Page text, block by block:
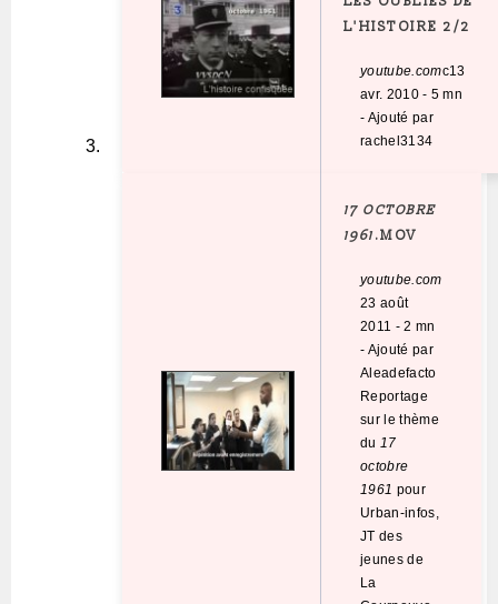
L'HISTOIRE 2/2
youtube.comc13
avr. 2010- 5 mn
- Ajouté par
rachel3134
17 OCTOBRE
1961.MOV
youtube.com
23 août
2011 -2 mn
- Ajouté par
Aleadefacto
Reportage
sur le thème
du 17
octobre
1961 pour
Urban-infos,
JT des
jeunes de
La